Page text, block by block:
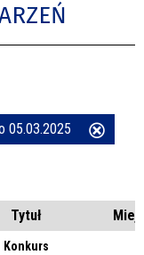
05.03.2025
Tytuł
Konkurs